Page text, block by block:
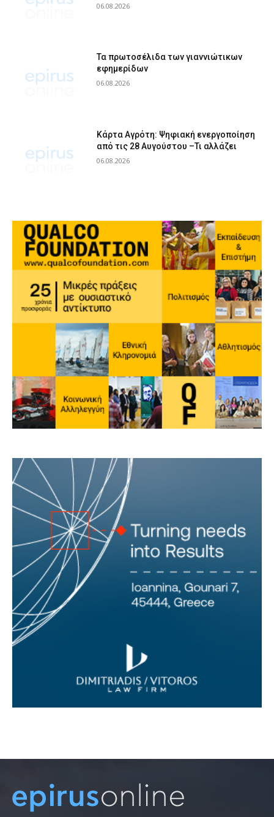
06.08.2026
Τα πρωτοσέλιδα των γιαννιώτικων
εφημερίδων
06.08.2026
Κάρτα Αγρότη: Ψηφιακή ενεργοποίηση
από τις 28 Αυγούστου –Τι αλλάζει
06.08.2026